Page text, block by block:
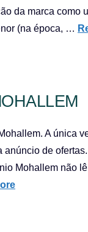
da marca como
(na época, …
A única
de
Mohallem não